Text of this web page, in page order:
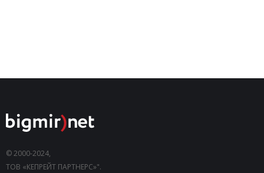
© 2000-2024,
ТОВ «КЕПРЕЙТ ПАРТНЕРС»".